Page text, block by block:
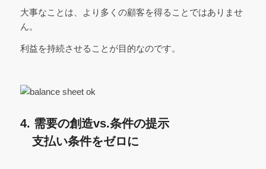
大事なことは、より多くの顧客を得ることではありませ
ん。
利益を持続させることが目的なのです。
4. 需要の創造vs.条件の提示
支払い条件をゼロに